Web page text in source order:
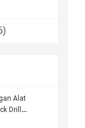
Alat
Drill